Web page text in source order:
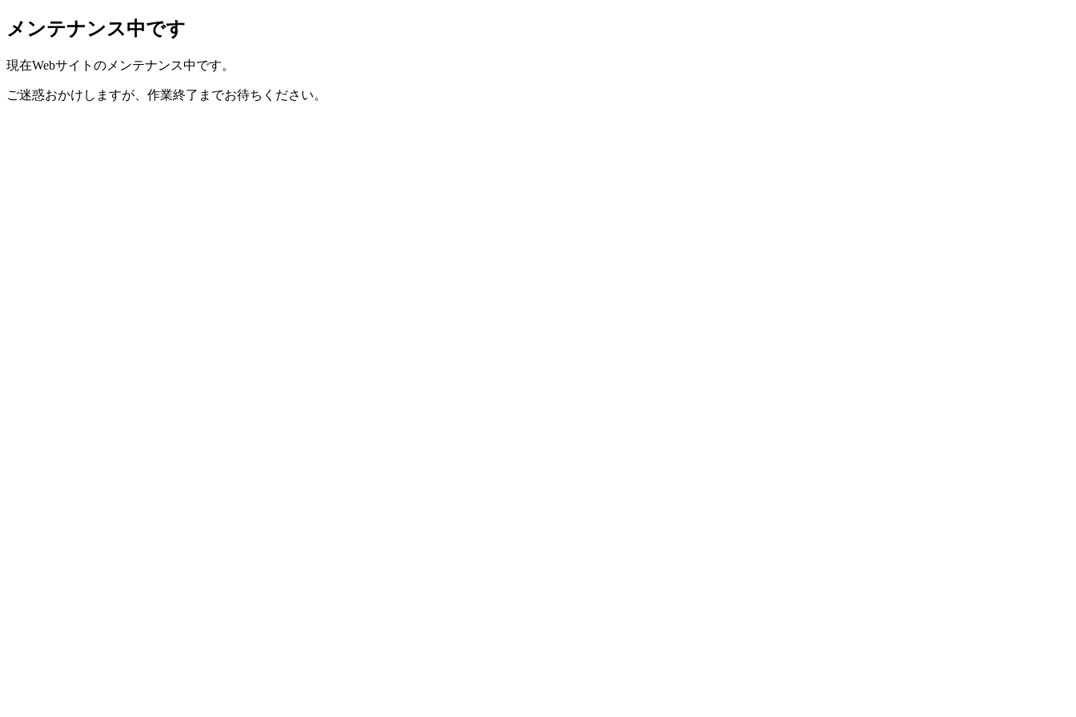
メンテナンス中です
現在Webサイトのメンテナンス中です。
ご迷惑おかけしますが、作業終了までお待ちください。